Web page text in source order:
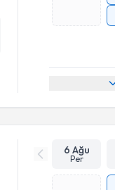
6 Ağu
Per